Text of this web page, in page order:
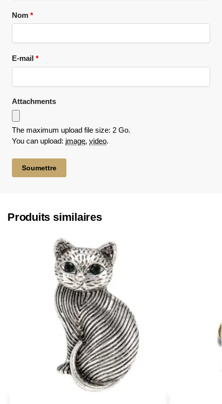
Nom *
E-mail *
Attachments
The maximum upload file size: 2 Go.
You can upload: image, video.
Produits similaires